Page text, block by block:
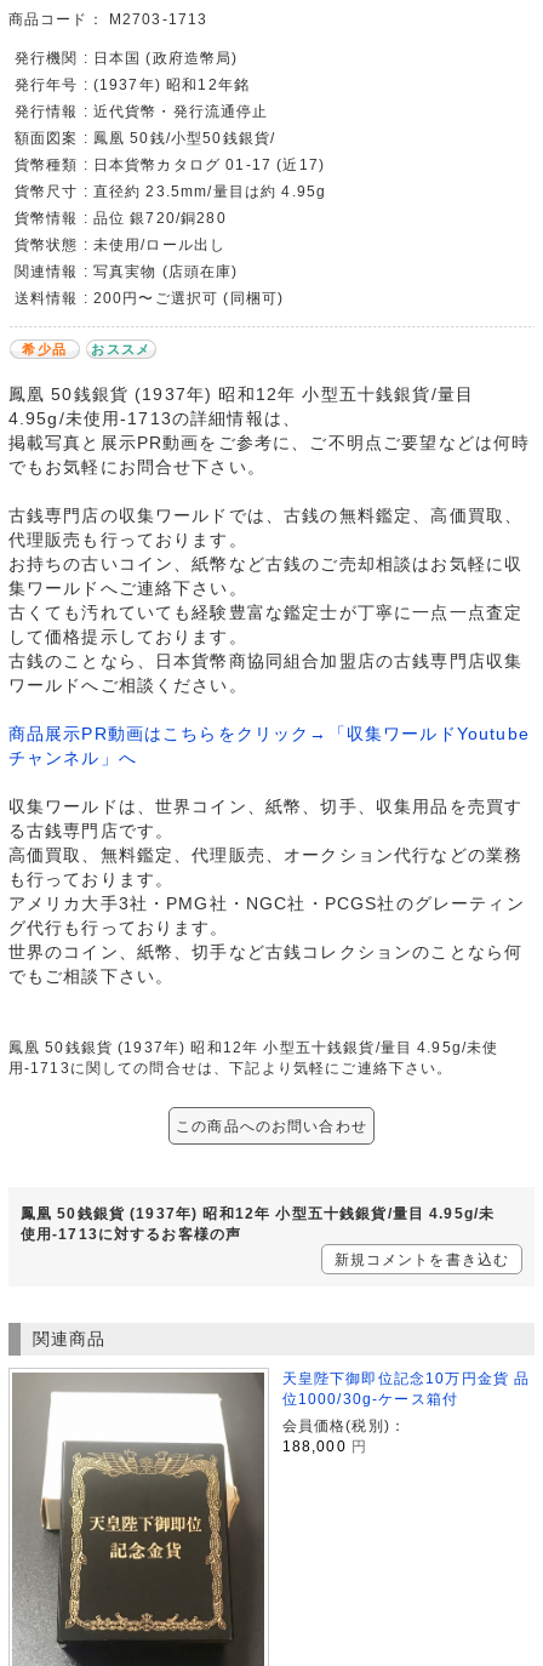
商品コード： M2703-1713
発行機関 : 日本国 (政府造幣局)
発行年号 : (1937年) 昭和12年銘
発行情報 : 近代貨幣・発行流通停止
額面図案 : 鳳凰 50銭/小型50銭銀貨/
貨幣種類 : 日本貨幣カタログ 01-17 (近17)
貨幣尺寸 : 直径約 23.5mm/量目は約 4.95g
貨幣情報 : 品位 銀720/銅280
貨幣状態 : 未使用/ロール出し
関連情報 : 写真実物 (店頭在庫)
送料情報 : 200円〜ご選択可 (同梱可)
希少品 おススメ
鳳凰 50銭銀貨 (1937年) 昭和12年 小型五十銭銀貨/量目
4.95g/未使用-1713の詳細情報は、
掲載写真と展示PR動画をご参考に、ご不明点ご要望などは何時
でもお気軽にお問合せ下さい。
古銭専門店の収集ワールドでは、古銭の無料鑑定、高価買取、
代理販売も行っております。
お持ちの古いコイン、紙幣など古銭のご売却相談はお気軽に収
集ワールドへご連絡下さい。
古くても汚れていても経験豊富な鑑定士が丁寧に一点一点査定
して価格提示しております。
古銭のことなら、日本貨幣商協同組合加盟店の古銭専門店収集
ワールドへご相談ください。
商品展示PR動画はこちらをクリック→「収集ワールドYoutube
チャンネル」へ
収集ワールドは、世界コイン、紙幣、切手、収集用品を売買す
る古銭専門店です。
高価買取、無料鑑定、代理販売、オークション代行などの業務
も行っております。
アメリカ大手3社・PMG社・NGC社・PCGS社のグレーティン
グ代行も行っております。
世界のコイン、紙幣、切手など古銭コレクションのことなら何
でもご相談下さい。
鳳凰 50銭銀貨 (1937年) 昭和12年 小型五十銭銀貨/量目 4.95g/未使
用-1713に関しての問合せは、下記より気軽にご連絡下さい。
この商品へのお問い合わせ
鳳凰 50銭銀貨 (1937年) 昭和12年 小型五十銭銀貨/量目 4.95g/未
使用-1713に対するお客様の声
新規コメントを書き込む
関連商品
天皇陛下御即位記念10万円金貨 品
位1000/30g-ケース箱付
会員価格(税別)：
188,000 円